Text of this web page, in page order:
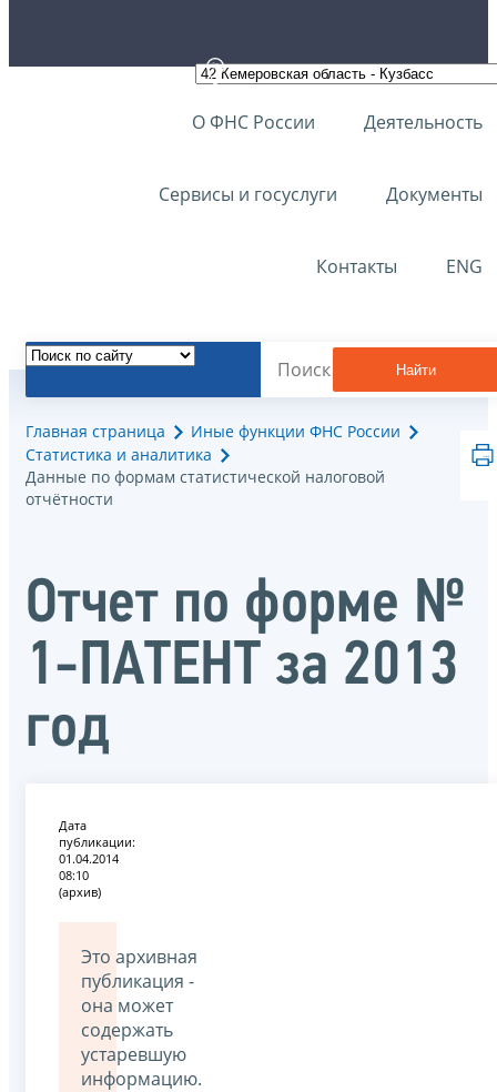
О ФНС России Деятельность
Сервисы и госуслуги Документы
Контакты ENG
Найти
Главная страница
Иные функции ФНС России
Статистика и аналитика
Данные по формам статистической налоговой
отчётности
Oтчет по форме №
1-ПАТЕНТ за 2013
год
Дата
публикации:
01.04.2014
08:10
(архив)
Это архивная
публикация -
она может
содержать
устаревшую
информацию.